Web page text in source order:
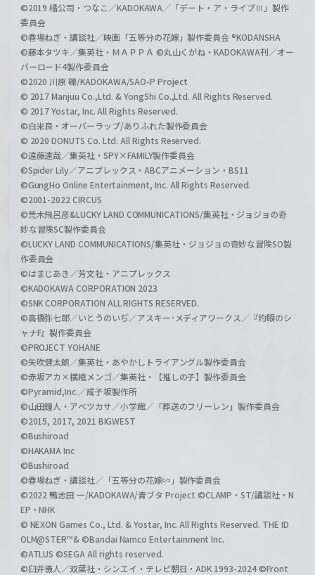
©2019 橘公司・つなこ／KADOKAWA／「デート・ア・ライブⅢ」製作
委員会
©春場ねぎ・講談社／映画「五等分の花嫁」製作委員会 ®KODANSHA
©藤本タツキ／集英社・ＭＡＰＰＡ ©丸山くがね・KADOKAWA刊／オー
バーロード4製作委員会
©2020 川原 礫/KADOKAWA/SAO-P Project
© 2017 Manjuu Co.,Ltd. & YongShi Co.,Ltd. All Rights Reserved.
© 2017 Yostar, Inc. All Rights Reserved.
©白米良・オーバーラップ/ありふれた製作委員会
© 2020 DONUTS Co. Ltd. All Rights Reserved.
©遠藤達哉／集英社・SPY×FAMILY製作委員会
©Spider Lily／アニプレックス・ABCアニメーション・BS11
©GungHo Online Entertainment, Inc. All Rights Reserved.
©2001-2022 CIRCUS
©荒木飛呂彦&LUCKY LAND COMMUNICATIONS/集英社・ジョジョの奇
妙な冒険SC製作委員会
©LUCKY LAND COMMUNICATIONS/集英社・ジョジョの奇妙な冒険SO製
作委員会
©はまじあき／芳文社・アニプレックス
©KADOKAWA CORPORATION 2023
©SNK CORPORATION ALL RIGHTS RESERVED.
©高橋弥七郎／いとうのいぢ／アスキー･メディアワークス／『灼眼のシ
ャナF』製作委員会
©PROJECT YOHANE
©矢吹健太朗／集英社・あやかしトライアングル製作委員会
©赤坂アカ×横槍メンゴ／集英社・【推しの子】製作委員会
©Pyramid,Inc.／成子坂製作所
©山田鐘人・アベツカサ／小学館／「葬送のフリーレン」製作委員会
©2015, 2017, 2021 BIGWEST
©Bushiroad
©HAKAMA Inc
©Bushiroad
©春場ねぎ・講談社／「五等分の花嫁∽」製作委員会
©2022 鴨志田 一/KADOKAWA/青ブタ Project ©CLAMP・ST/講談社・N
EP・NHK
© NEXON Games Co., Ltd. & Yostar, Inc. All Rights Reserved. THE ID
OLM@STER™& ©Bandai Namco Entertainment Inc.
©ATLUS ©SEGA All rights reserved.
©臼井儀人／双葉社・シンエイ・テレビ朝日・ADK 1993-2024 ©Front